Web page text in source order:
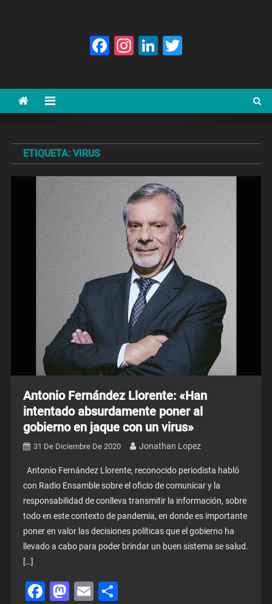
Facebook
Instagram
LinkedIn
ETIQUETA: VIRUS
Antonio Fernández Llorente: «Han
intentado absurdamente poner al
gobierno en jaque con un virus»
31 De Diciembre De 2020 Jonathan Lopez
Antonio Fernández Llorente, reconocido periodista habló
con Radio Ensamble sobre el oficio de comunicar y la
responsabilidad de conlleva transmitir la información, sobre
todo en este contexto de pandemia, en donde es importante
poner en valor las decisiones políticas que el gobierno ha
llevado a cabo para poder brindar un buen sistema se salud.
[…]
Facebook
Mastodon
EmailShare